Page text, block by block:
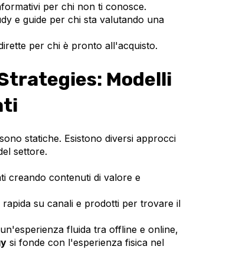
per chi non ti conosce.
e guide per chi sta valutando una
per chi è pronto all'acquisto.
Modelli
statiche. Esistono diversi approcci
settore.
creando contenuti di valore e
rapida su canali e prodotti per trovare il
fluida tra offline e online,
si fonde con l'esperienza fisica nel